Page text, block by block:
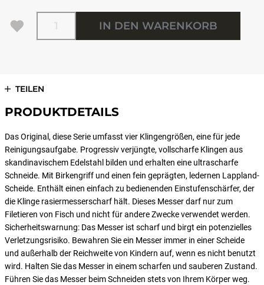
Menge
IN DEN WARENKORB
TEILEN
PRODUKTDETAILS
Das Original, diese Serie umfasst vier Klingengrößen, eine für jede
Reinigungsaufgabe. Progressiv verjüngte, vollscharfe Klingen aus
skandinavischem Edelstahl bilden und erhalten eine ultrascharfe
Schneide. Mit Birkengriff und einen fein geprägten, ledernen Lappland-
Scheide. Enthält einen einfach zu bedienenden Einstufenschärfer, der
die Klinge rasiermesserscharf hält. Dieses Messer darf nur zum
Filetieren von Fisch und nicht für andere Zwecke verwendet werden.
Sicherheitswarnung: Das Messer ist scharf und birgt ein potenzielles
Verletzungsrisiko. Bewahren Sie ein Messer immer in einer Scheide
und außerhalb der Reichweite von Kindern auf, wenn es nicht benutzt
wird. Halten Sie das Messer in einem scharfen und sauberen Zustand.
Führen Sie das Messer beim Schneiden stets von Ihrem Körper weg.